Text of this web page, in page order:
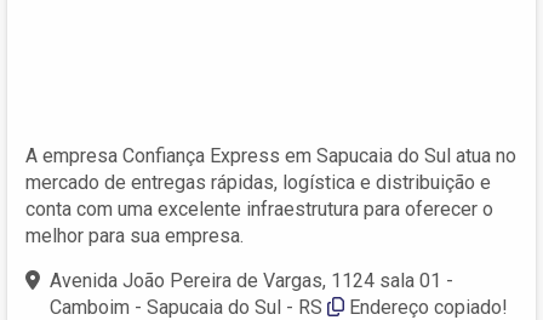
A empresa Confiança Express em Sapucaia do Sul atua no
mercado de entregas rápidas, logística e distribuição e
conta com uma excelente infraestrutura para oferecer o
melhor para sua empresa.
Avenida João Pereira de Vargas, 1124 sala 01 -
Camboim - Sapucaia do Sul - RS
Endereço copiado!